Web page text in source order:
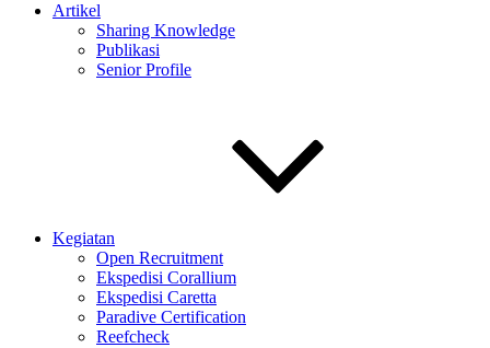
Artikel
Sharing Knowledge
Publikasi
Senior Profile
Kegiatan
Open Recruitment
Ekspedisi Corallium
Ekspedisi Caretta
Paradive Certification
Reefcheck